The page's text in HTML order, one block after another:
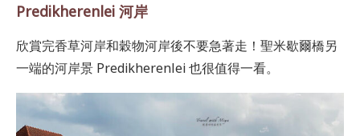
Predikherenlei 河岸
欣賞完香草河岸和穀物河岸後不要急著走！聖米歇爾橋另
一端的河岸景 Predikherenlei 也很值得一看。